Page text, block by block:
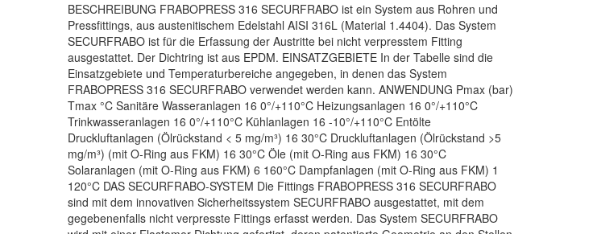
BESCHREIBUNG FRABOPRESS 316 SECURFRABO ist ein System aus Rohren und
Pressfittings, aus austenitischem Edelstahl AISI 316L (Material 1.4404). Das System
SECURFRABO ist für die Erfassung der Austritte bei nicht verpresstem Fitting
ausgestattet. Der Dichtring ist aus EPDM. EINSATZGEBIETE In der Tabelle sind die
Einsatzgebiete und Temperaturbereiche angegeben, in denen das System
FRABOPRESS 316 SECURFRABO verwendet werden kann. ANWENDUNG Pmax (bar)
Tmax °C Sanitäre Wasseranlagen 16 0°/+110°C Heizungsanlagen 16 0°/+110°C
Trinkwasseranlagen 16 0°/+110°C Kühlanlagen 16 -10°/+110°C Entölte
Druckluftanlagen (Ölrückstand < 5 mg/m³) 16 30°C Druckluftanlagen (Ölrückstand >5
mg/m³) (mit O-Ring aus FKM) 16 30°C Öle (mit O-Ring aus FKM) 16 30°C
Solaranlagen (mit O-Ring aus FKM) 6 160°C Dampfanlagen (mit O-Ring aus FKM) 1
120°C DAS SECURFRABO-SYSTEM Die Fittings FRABOPRESS 316 SECURFRABO
sind mit dem innovativen Sicherheitssystem SECURFRABO ausgestattet, mit dem
gegebenenfalls nicht verpresste Fittings erfasst werden. Das System SECURFRABO